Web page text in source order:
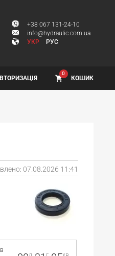
+38 067 131-24-10
info@hydraulic.com.ua
УКР
РУС
КОШИК
0
07.08.2026 11:41